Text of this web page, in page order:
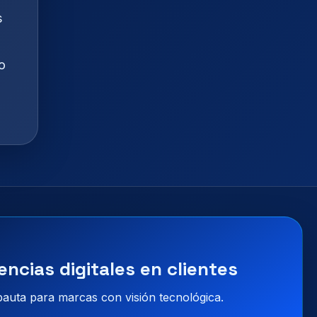
digitales en clientes
para marcas con visión tecnológica.